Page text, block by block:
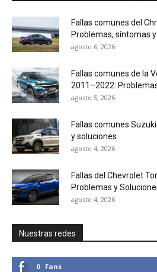
Fallas comunes del
Problemas, síntomas
agosto 6, 2026
Fallas comunes de la
2011–2022:
agosto 5, 2026
Fallas comunes
y soluciones
agosto 4, 2026
Fallas del Chevrolet
Problemas y
agosto 4, 2026
Nuestras redes
0 Fans